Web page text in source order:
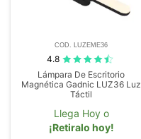
COD. LUZEME36
4.8
Lámpara De Escritorio
Magnética Gadnic LUZ36 Luz
Táctil
Llega Hoy o
¡Retiralo hoy!